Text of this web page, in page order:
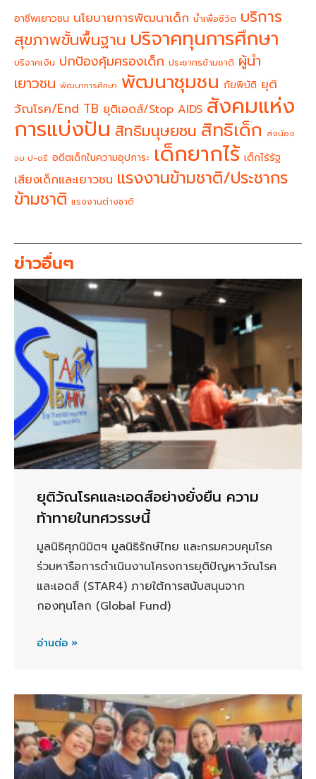
อาชีพเยาวชน นโยบายการพัฒนาเด็ก น้ำเพื่อชีวิต บริการ
สุขภาพขั้นพื้นฐาน บริจาคทุนการศึกษา
บริจาคเงิน ปกป้องคุ้มครองเด็ก ประชากรข้ามชาติ ผู้นำ
เยาวชน พัฒนาการศึกษา พัฒนาชุมชน ภัยพิบัติ ยุติ
วัณโรค/End TB ยุติเอดส์/Stop AIDS สังคมแห่ง
การแบ่งปัน สิทธิมนุษยชน สิทธิเด็ก ส่งน้อง
จบ ป-ตรี อดีตเด็กในความอุปการะ เด็กยากไร้ เด็กไร้รัฐ
เสียงเด็กและเยาวชน แรงงานข้ามชาติ/ประชากร
ข้ามชาติ แรงงานต่างชาติ
ข่าวอื่นๆ
ยุติวัณโรคและเอดส์อย่างยั่งยืน ความ
ท้าทายในทศวรรษนี้
มูลนิธิศุภนิมิตฯ มูลนิธิรักษ์ไทย และกรมควบคุมโรค
ร่วมหารือการดำเนินงานโครงการยุติปัญหาวัณโรค
และเอดส์ (STAR4) ภายใต้การสนับสนุนจาก
กองทุนโลก (Global Fund)
อ่านต่อ »